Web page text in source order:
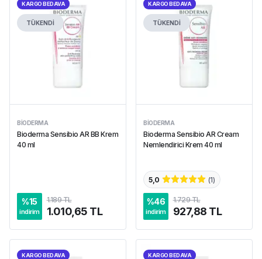
KARGO BEDAVA
TÜKENDİ
BIODERMA
Bioderma Sensibio AR BB Krem
40 ml
%15
indirim
1.189 TL
1.010,65 TL
KARGO BEDAVA
TÜKENDİ
BIODERMA
Bioderma Sensibio AR Cream
Nemlendirici Krem 40 ml
5,0 (1)
%46
indirim
1.729 TL
927,88 TL
KARGO BEDAVA KARGO BEDAVA